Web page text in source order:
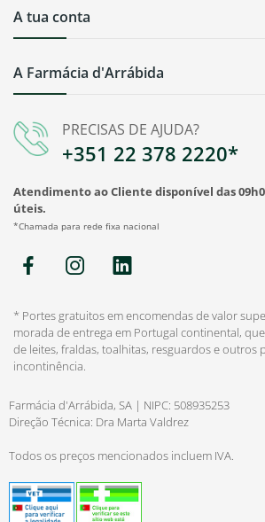
PRECISAS DE AJUDA?
+351 22 378 2220*
Atendimento ao Cliente disponível das
úteis.
*Chamada para rede fixa nacional
A Farmácia d'Arrábida
A tua conta
* Portes gratuitos em encomendas de valor
morada de entrega em Portugal continental,
de leites, fraldas, toalhitas, resguardos e outros
incontinência.
Farmácia d'Arrábida, SA | NIPC: 508935253
Direção Técnica: Dra Marta Valdrez
Todos os preços mencionados incluem IVA.